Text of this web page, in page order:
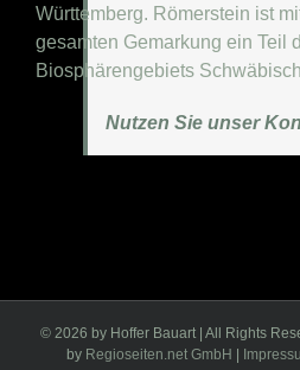
Württemberg. Römerstein ist
gesamten Gemarkung ein Teil
Biosphärengebiets
Nutzen Sie unser
© 2026 by Hoffer Bauart | All Rights
by Regioseiten.net GmbH |